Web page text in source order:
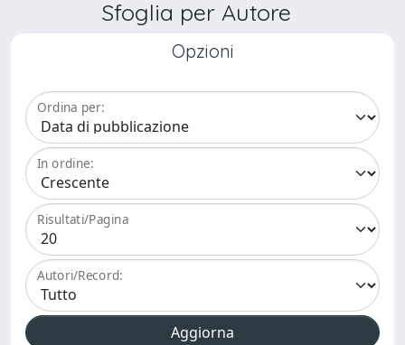
Sfoglia per Autore
Opzioni
Ordina per:
In ordine:
Risultati/Pagina
Autori/Record: